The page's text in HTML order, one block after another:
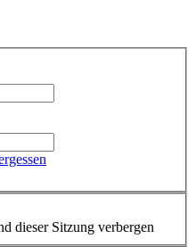
dieser Sitzung verbergen